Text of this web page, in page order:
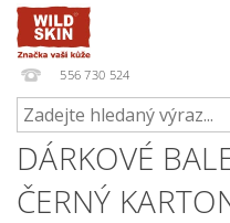
556 730 524
DÁRKOVÉ
ČERNÝ